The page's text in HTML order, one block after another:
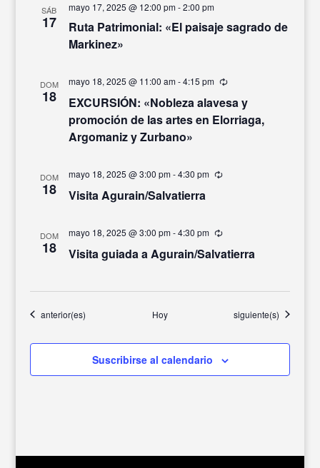
SÁB
17
Ruta Patrimonial: «El paisaje sagrado de
Markinez»
mayo 17, 2025 @ 12:00 pm-2:00 pm
DOM
18
EXCURSIÓN: «Nobleza alavesa y
promoción de las artes en Elorriaga,
Argomaniz y Zurbano»
mayo 18, 2025 @ 11:00 am-4:15 pm Recurrente
DOM
18 Visita Agurain/Salvatierra
mayo 18, 2025 @ 3:00 pm-4:30 pm Recurrente
DOM
18 Visita guiada a Agurain/Salvatierra
mayo 18, 2025 @ 3:00 pm-4:30 pm Recurrente
Eventos
anterior(es) Hoy Eventos
siguiente(s)
Suscribirse al calendario